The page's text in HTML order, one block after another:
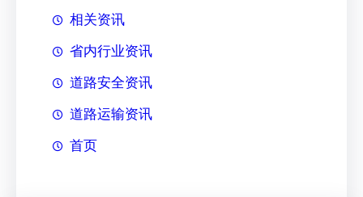
相关资讯
省内行业资讯
道路安全资讯
道路运输资讯
首页